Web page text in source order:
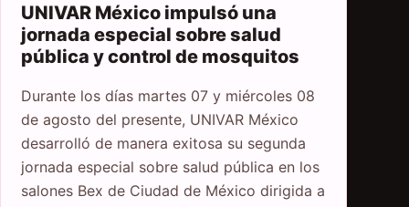
UNIVAR México impulsó una
jornada especial sobre salud
pública y control de mosquitos
Durante los días martes 07 y miércoles 08
de agosto del presente, UNIVAR México
desarrolló de manera exitosa su segunda
jornada especial sobre salud pública en los
salones Bex de Ciudad de México dirigida a